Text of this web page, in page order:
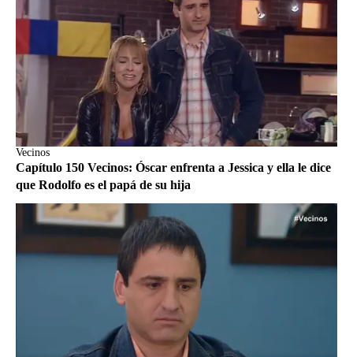
Vecinos
Capítulo 150 Vecinos: Óscar enfrenta a Jessica y ella le dice
que Rodolfo es el papá de su hija